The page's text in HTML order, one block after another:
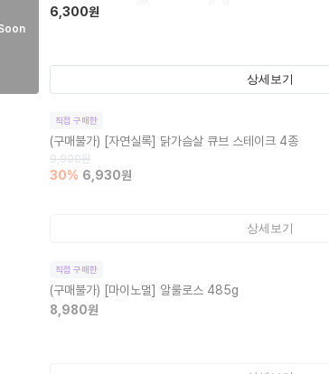
6,300원
상세보기
직접 구매한
(구매불가) [자연실록] 닭가슴살 큐브 스테이크 4종
9,900원
30% 6,930원
상세보기
직접 구매한
(구매불가) [마이노멀] 알룰로스 485g
8,980원